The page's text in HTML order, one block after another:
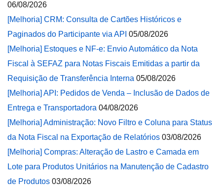
06/08/2026
[Melhoria] CRM: Consulta de Cartões Históricos e
Paginados do Participante via API 05/08/2026
[Melhoria] Estoques e NF-e: Envio Automático da Nota
Fiscal à SEFAZ para Notas Fiscais Emitidas a partir da
Requisição de Transferência Interna 05/08/2026
[Melhoria] API: Pedidos de Venda – Inclusão de Dados de
Entrega e Transportadora 04/08/2026
[Melhoria] Administração: Novo Filtro e Coluna para Status
da Nota Fiscal na Exportação de Relatórios 03/08/2026
[Melhoria] Compras: Alteração de Lastro e Camada em
Lote para Produtos Unitários na Manutenção de Cadastro
de Produtos 03/08/2026